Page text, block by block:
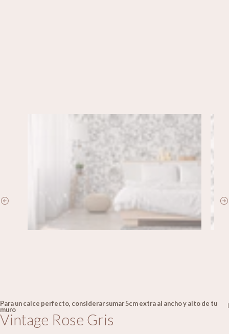
Para un calce perfecto, considerar sumar 5cm extra al ancho y alto de tu
muro
|
Vintage Rose Gris